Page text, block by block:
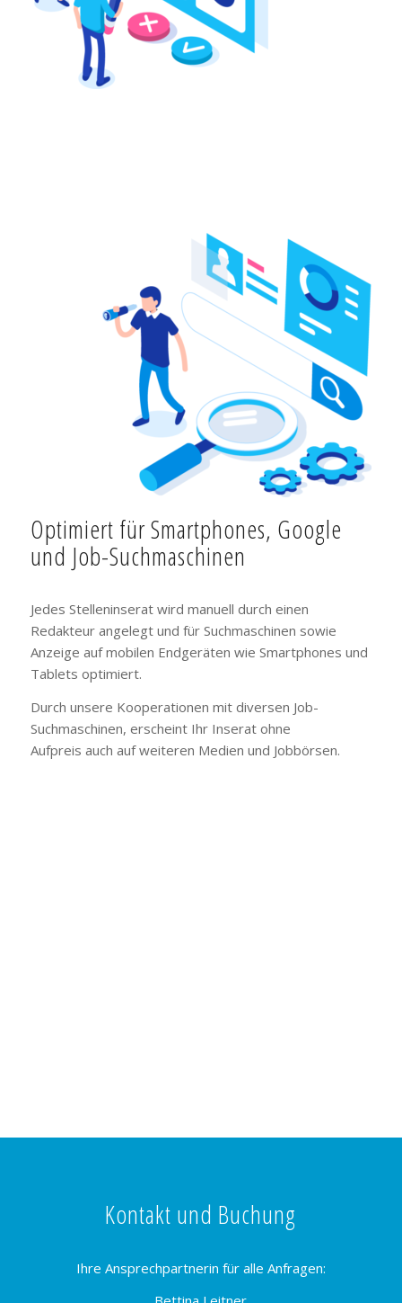
Optimiert für Smartphones, Google
und Job-Suchmaschinen
Jedes Stelleninserat wird manuell durch einen
Redakteur angelegt und für Suchmaschinen sowie
Anzeige auf mobilen Endgeräten wie Smartphones und
Tablets optimiert.
Durch unsere Kooperationen mit diversen Job-
Suchmaschinen, erscheint Ihr Inserat ohne
Aufpreis auch auf weiteren Medien und Jobbörsen.
Kontakt und Buchung
Ihre Ansprechpartnerin für alle Anfragen: